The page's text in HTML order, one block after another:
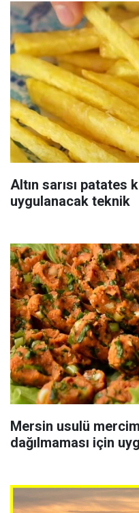
Altın sarısı patates
uygulanacak teknik
Mersin usulü
dağılmaması için